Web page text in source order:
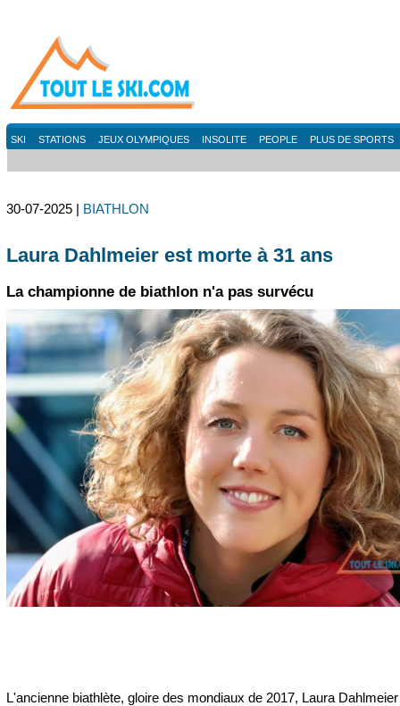
SKI STATIONS JEUX OLYMPIQUES INSOLITE PEOPLE PLUS DE SPORTS
30-07-2025 | BIATHLON
Laura Dahlmeier est morte à 31 ans
La championne de biathlon n'a pas survécu
L'ancienne biathlète, gloire des mondiaux de 2017, Laura